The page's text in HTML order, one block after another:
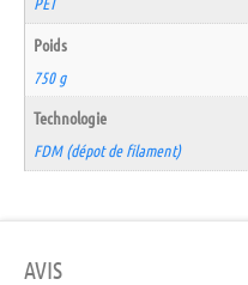
Poids
750 g
Technologie
FDM (dépot de filament)
AVIS